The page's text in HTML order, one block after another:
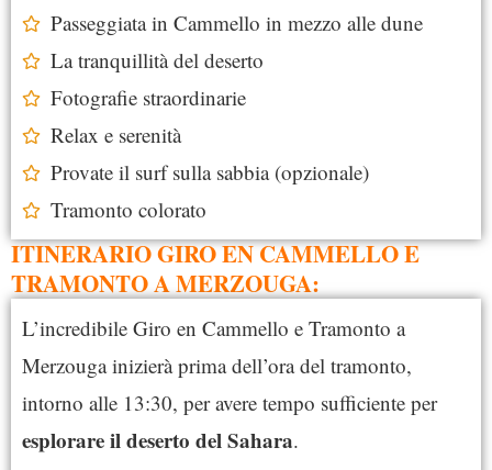
Passeggiata in Cammello in mezzo alle dune
La tranquillità del deserto
Fotografie straordinarie
Relax e serenità
Provate il surf sulla sabbia (opzionale)
Tramonto colorato
ITINERARIO GIRO EN CAMMELLO E
TRAMONTO A MERZOUGA:
L’incredibile Giro en Cammello e Tramonto a
Merzouga inizierà prima dell’ora del tramonto,
intorno alle 13:30, per avere tempo sufficiente per
esplorare il deserto del Sahara.